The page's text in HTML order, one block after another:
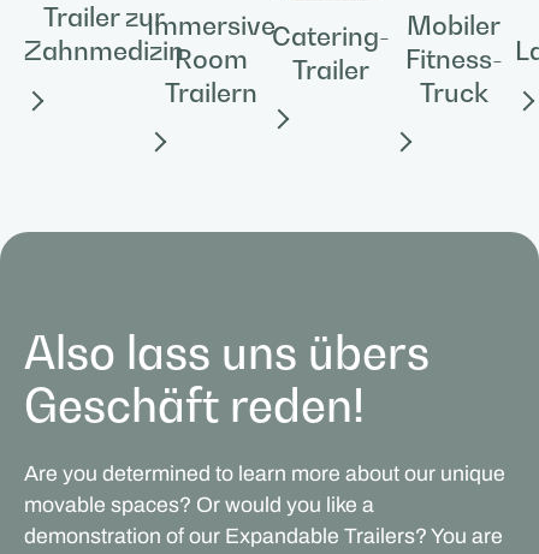
Trailer zur
Zahnmedizin
Immersive
Room
Trailern
Catering-
Trailer
Mobiler
Fitness-
Truck
Also lass uns übers
Geschäft reden!
Are you determined to learn more about our unique
movable spaces? Or would you like a
demonstration of our Expandable Trailers? You are